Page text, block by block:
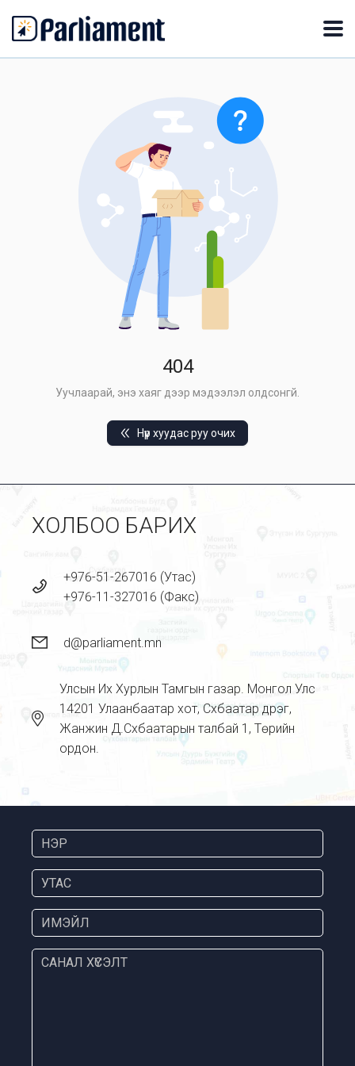
404
Уучлаарай, энэ хаяг дээр мэдээлэл олдсонгүй.
Нүүр хуудас руу очих
ХОЛБОО БАРИХ
+976-51-267016 (Утас)
+976-11-327016 (Факс)
d@parliament.mn
Улсын Их Хурлын Тамгын газар. Монгол Улс
14201 Улаанбаатар хот, Сүхбаатар дүүрэг,
Жанжин Д.Сүхбаатарын талбай 1, Төрийн
ордон.